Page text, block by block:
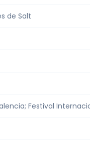
de Salt
Festival